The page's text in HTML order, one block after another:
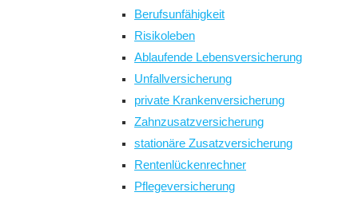
Berufsunfähigkeit
Risikoleben
Ablaufende Lebensversicherung
Unfallversicherung
private Krankenversicherung
Zahnzusatzversicherung
stationäre Zusatzversicherung
Rentenlückenrechner
Pflegeversicherung